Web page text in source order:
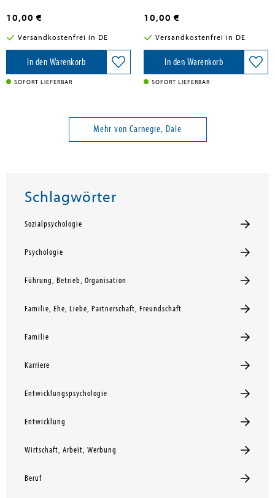
10,00 €
Versandkostenfrei in DE
In den Warenkorb
SOFORT LIEFERBAR
10,00 €
Versandkostenfrei in DE
In den Warenkorb
SOFORT LIEFERBAR
Mehr von Carnegie, Dale
Schlagwörter
Sozialpsychologie
Psychologie
Führung, Betrieb, Organisation
Familie, Ehe, Liebe, Partnerschaft, Freundschaft
Familie
Karriere
Entwicklungspsychologie
Entwicklung
Wirtschaft, Arbeit, Werbung
Beruf